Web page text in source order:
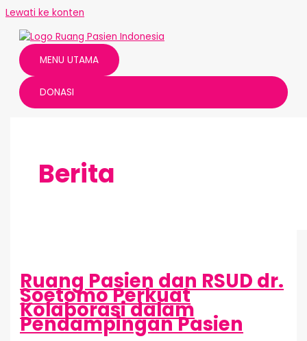
Lewati ke konten
MENU UTAMA
DONASI
Berita
Ruang Pasien dan RSUD dr.
Soetomo Perkuat
Kolaborasi dalam
Pendampingan Pasien